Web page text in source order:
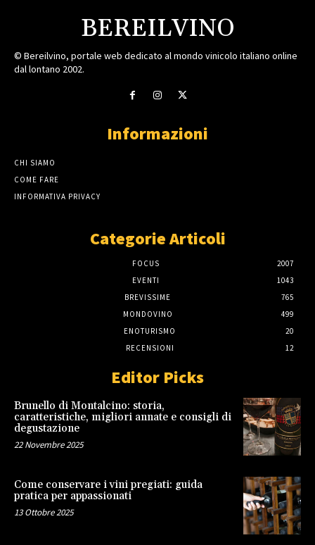
BEREILVINO
© Bereilvino, portale web dedicato al mondo vinicolo italiano online
dal lontano 2002.
Informazioni
CHI SIAMO
COME FARE
INFORMATIVA PRIVACY
Categorie Articoli
FOCUS
2007
EVENTI
1043
BREVISSIME
765
MONDOVINO
499
ENOTURISMO
20
RECENSIONI
12
Editor Picks
Brunello di Montalcino: storia,
caratteristiche, migliori annate e consigli di
degustazione
22 Novembre 2025
Come conservare i vini pregiati: guida
pratica per appassionati
13 Ottobre 2025